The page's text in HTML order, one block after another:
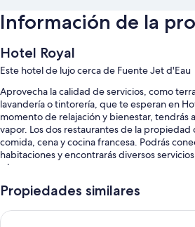
Información de la
Hotel Royal
Este hotel de lujo cerca de Fuente Jet d'Eau
Aprovecha la calidad de servicios, como
lavandería o tintorería, que te esperan en
momento de relajación y bienestar, tendrás
vapor. Los dos restaurantes de la propiedad
comida, cena y cocina francesa. Podrás
habitaciones y encontrarás diversos
y bar.
También te encantarán estos servicios:
Desayuno buffet (con cargo), valet
Propiedades similares
Hotel Suisse